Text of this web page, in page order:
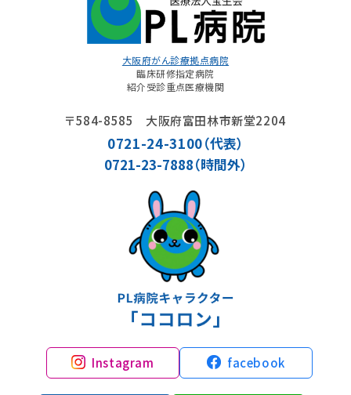
大阪府がん診療拠点病院
臨床研修指定病院
紹介受診重点医療機関
〒584-8585 大阪府富田林市新堂2204
0721-24-3100（代表）
0721-23-7888（時間外）
Instagram facebook